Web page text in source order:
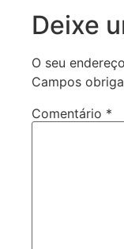
Deixe
O seu
Campos
Comentário *